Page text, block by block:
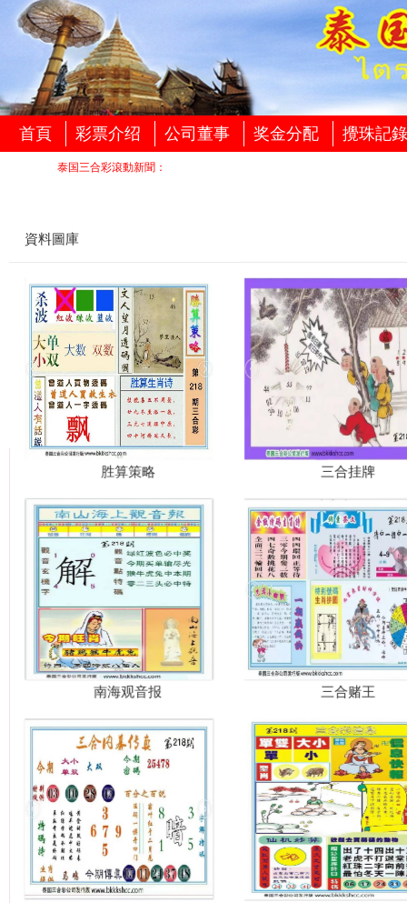
首頁 彩票介绍 公司董事 奖金分配 攪珠記錄
泰国三合彩滾動新聞：
資料圖庫
胜算策略 三合挂牌
南海观音报 三合赌王